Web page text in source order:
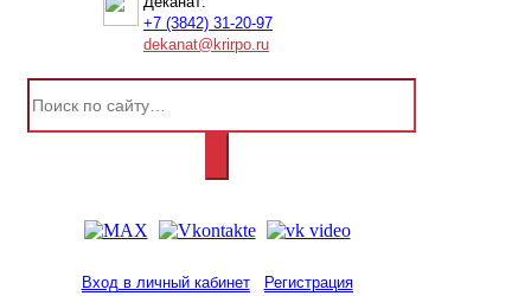
+7 (3842) 31-20-97
dekanat@krirpo.ru
Вход в личный кабинет Регистрация